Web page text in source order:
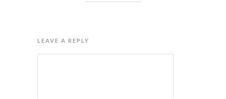
LEAVE A REPLY